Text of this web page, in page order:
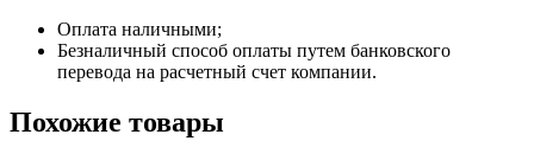
Оплата наличными;
Безналичный способ оплаты путем банковского
перевода на расчетный счет компании.
Похожие товары